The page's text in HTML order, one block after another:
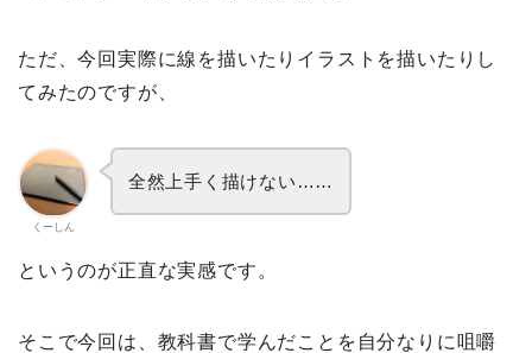
ただ、今回実際に線を描いたりイラストを描いたりし
てみたのですが、
くーしん
全然上手く描けない……
というのが正直な実感です。
そこで今回は、教科書で学んだことを自分なりに咀嚼